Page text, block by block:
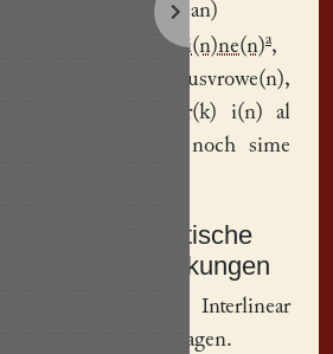
Doroth(ean)
P(ri)siopi(n)ne(n)a,
siner husvrowe(n),
50 m(a)r(k) i(n) al
sin gut noch sime
Textkritische
Anmerkungen
Interlinear
nachgetragen.